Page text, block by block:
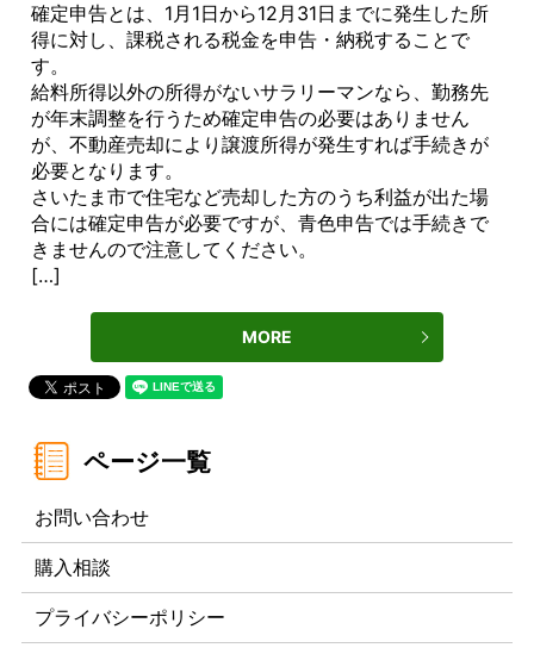
確定申告とは、1月1日から12月31日までに発生した所
得に対し、課税される税金を申告・納税することで
す。
給料所得以外の所得がないサラリーマンなら、勤務先
が年末調整を行うため確定申告の必要はありません
が、不動産売却により譲渡所得が発生すれば手続きが
必要となります。
さいたま市で住宅など売却した方のうち利益が出た場
合には確定申告が必要ですが、青色申告では手続きで
きませんので注意してください。
[…]
MORE
お問い合わせ
購入相談
プライバシーポリシー